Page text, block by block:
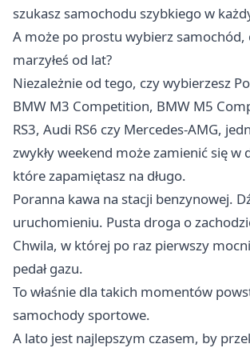
szukasz samochodu szybkiego w
A może po prostu wybierz
marzyłeś od lat?
Niezależnie od tego, czy wybierzesz
BMW M3 Competition, BMW M5
RS3, Audi RS6 czy Mercedes-AMG,
zwykły weekend może zamienić się w
które zapamiętasz na długo.
Poranna kawa na stacji benzynowej.
uruchomieniu. Pusta droga o
Chwila, w której po raz pierwszy
pedał gazu.
To właśnie dla takich momentów
samochody sportowe.
A lato jest najlepszym czasem, by